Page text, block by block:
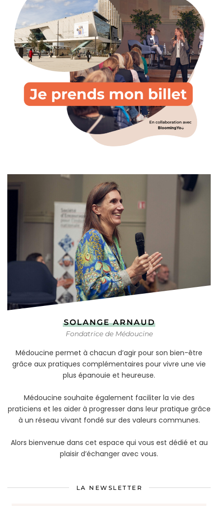
SOLANGE ARNAUD
Fondatrice de Médoucine
Médoucine permet à chacun d’agir pour son bien-être
grâce aux pratiques complémentaires pour vivre une vie
plus épanouie et heureuse.
Médoucine souhaite également faciliter la vie des
praticiens et les aider à progresser dans leur pratique grâce
à un réseau vivant fondé sur des valeurs communes.
Alors bienvenue dans cet espace qui vous est dédié et au
plaisir d’échanger avec vous.
LA NEWSLETTER